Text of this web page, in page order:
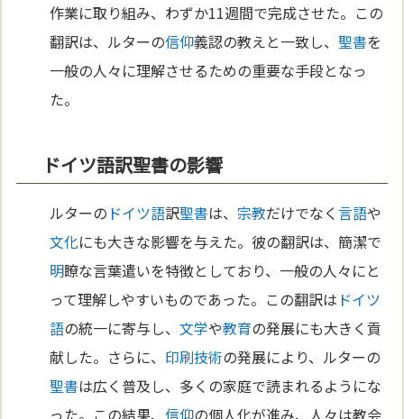
作業に取り組み、わずか11週間で完成させた。この
翻訳は、ルターの信仰義認の教えと一致し、聖書を
一般の人々に理解させるための重要な手段となっ
た。
ドイツ語訳聖書の影響
ルターの ドイツ語訳聖書は、 宗教だけでなく言語や
文化にも大きな影響を与えた。彼の翻訳は、簡潔で
明瞭な言葉遣いを特徴としており、一般の人々にと
って理解しやすいものであった。この翻訳は ドイツ
語の統一に寄与し、文学や教育の発展にも大きく貢
献した。さらに、 印刷技術の発展により、ルターの
聖書は広く普及し、多くの家庭で読まれるようにな